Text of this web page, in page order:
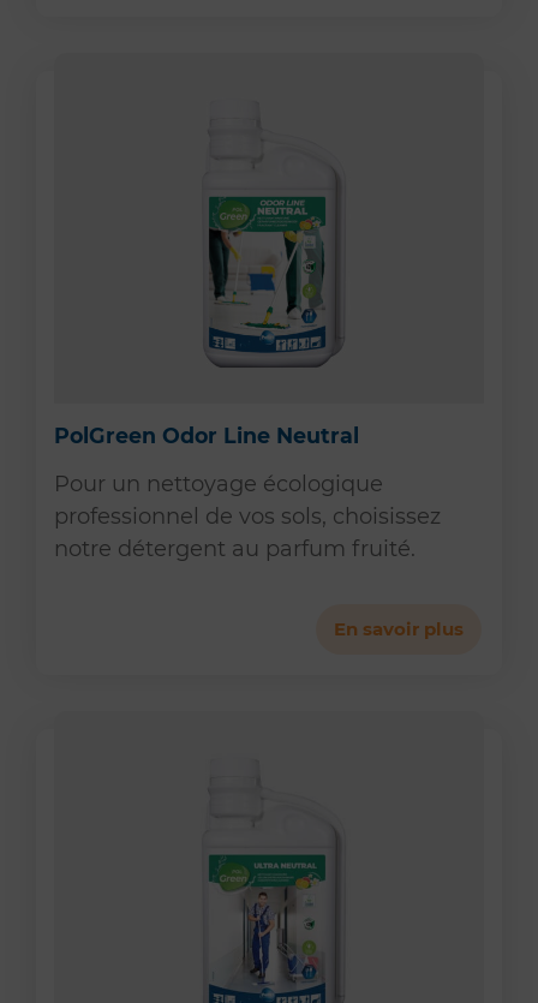
PolGreen Odor Line Neutral
Pour un nettoyage écologique
professionnel de vos sols, choisissez
notre détergent au parfum fruité.
En savoir plus